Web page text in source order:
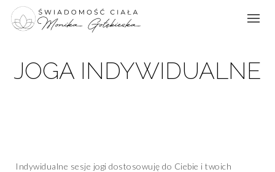
JOGA INDYWIDUALNE
Indywidualne sesje jogi dostosowuję do Ciebie i twoich